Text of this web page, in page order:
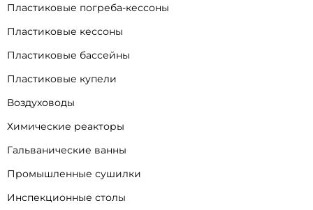
Пластиковые погреба-кессоны
Пластиковые кессоны
Пластиковые бассейны
Пластиковые купели
Воздуховоды
Химические реакторы
Гальванические ванны
Промышленные сушилки
Инспекционные столы